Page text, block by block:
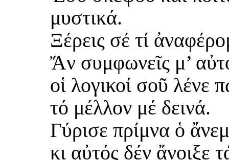
μυστικά.
Ξέρεις σέ τί
Ἄν συμφωνεῖς μ’
οἱ λογικοί σοῦ λένε
τό μέλλον μέ δεινά.
Γύρισε πρίμνα ὁ
κι αὐτός δέν ἄνοιξε